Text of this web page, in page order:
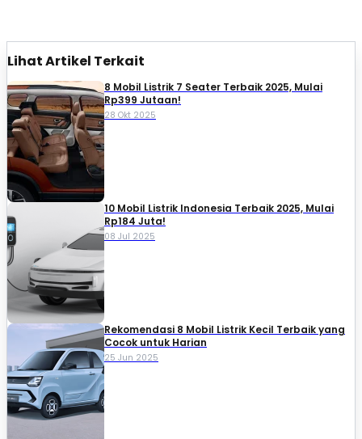
Lihat Artikel Terkait
8 Mobil Listrik 7 Seater Terbaik 2025, Mulai
Rp399 Jutaan!
28 Okt 2025
10 Mobil Listrik Indonesia Terbaik 2025, Mulai
Rp184 Juta!
08 Jul 2025
Rekomendasi 8 Mobil Listrik Kecil Terbaik yang
Cocok untuk Harian
25 Jun 2025